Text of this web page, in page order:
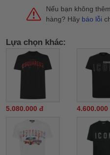
Nếu bạn không
hàng? Hãy báo lỗi
Lựa chọn khác:
5.080.000 đ 4.600.000